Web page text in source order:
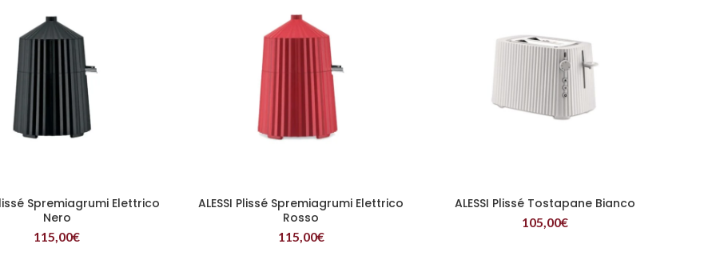
LEGGI TUTTO
Spremiagrumi Elettrico
Nero
115,00€
LEGGI TUTTO
ALESSI Plissé Spremiagrumi Elettrico
Rosso
115,00€
LEGGI TUTTO
ALESSI Plissé Tostapane Bianco
105,00€